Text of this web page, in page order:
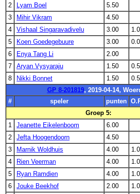
2
Lyam Boel 5.50
3
Mihir Vikram 4.50
4
Vishaal Singaravadivelu 3.00
5
Koen Goedegebuure 3.00
6
Enya Tang Li 2.00
7
Aryan Vysyaraju 1.50
8
Nikki Bonnet 1.50
GP 8-201819, 2019-04-14,
#
speler punten
Groep 5:
1
Jeanette Eikelenboom 6.00
2
Jefta Hoogendoorn 4.50
3
Marnik Woldhuis 4.00
4
Rien Veerman 4.00
5
Ryan Ramdien 4.00
6
Jouke Beekhof 2.00